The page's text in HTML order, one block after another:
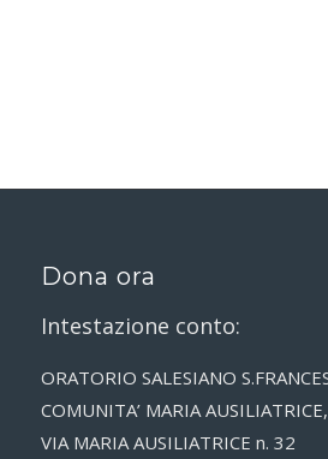
Dona ora
Intestazione conto:
ORATORIO SALESIANO
COMUNITA’ MARIA AUSILIATRICE,
VIA MARIA AUSILIATRICE n. 32